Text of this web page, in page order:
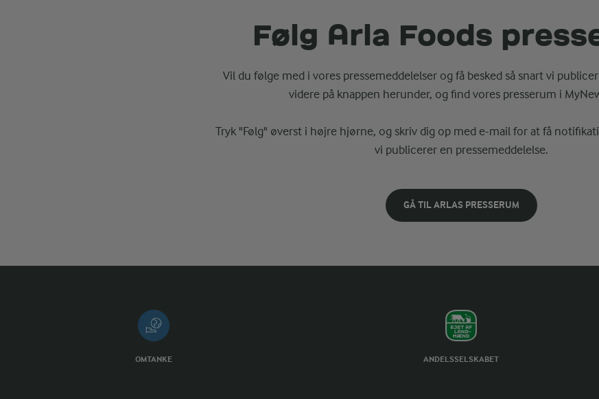
Følg Arla Foods
Vil du følge med i vores pressemeddelelser og få besked så snart vi
videre på knappen herunder, og find vores presserum i
Tryk "Følg" øverst i højre hjørne, og skriv dig op med e-mail for at få
vi publicerer en pressemeddelelse.
GÅ TIL ARLAS PRESSERUM
OMTANKE ANDELSSELSKABET